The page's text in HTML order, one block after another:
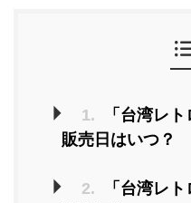
1.
「台湾レ
販売日はいつ？
2.
「台湾レ